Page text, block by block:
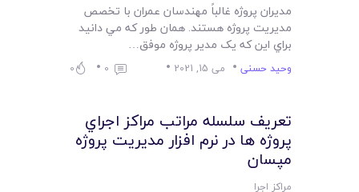
مديران پروژه غالباً مهندسان عمران با تخصص
مديريت پروژه هستند. همان طور که مي دانيد
براي اين که يک مدير پروژه موفق…
وحید حسنی می 15, 2021 0
0
تعريف سلسله مراتب مراکز اجراي
پروژه ها در نرم افزار مديريت پروژه
مپسان
مراکز اجرا